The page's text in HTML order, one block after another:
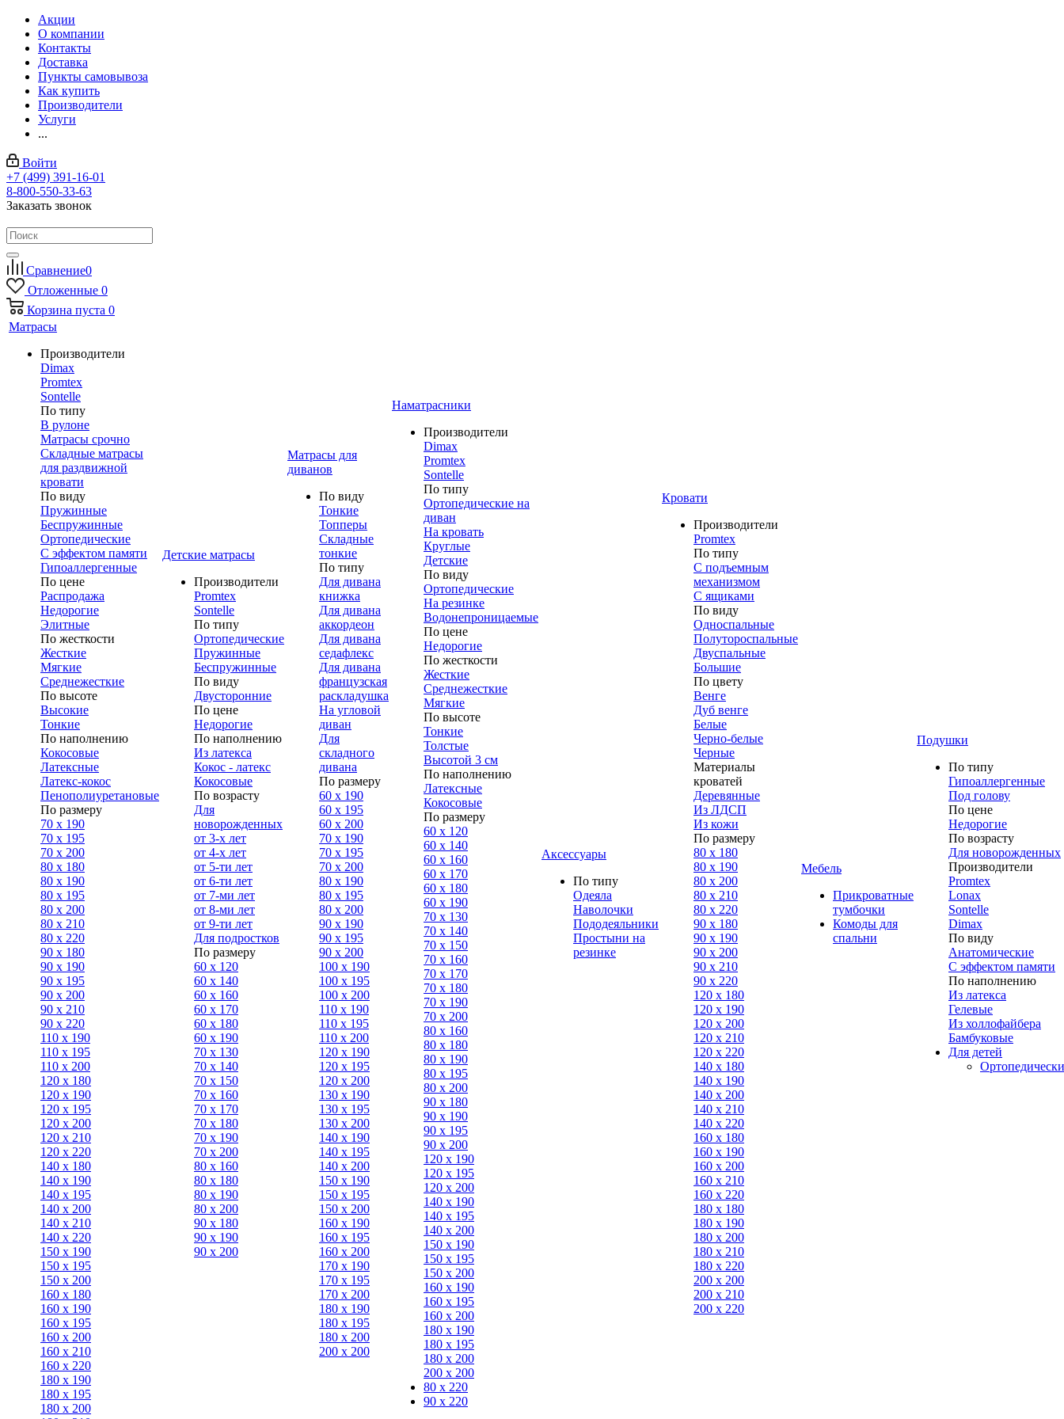
Акции
О компании
Контакты
Доставка
Пункты самовывоза
Как купить
Производители
Услуги
...
Войти
+7 (499) 391-16-01
8-800-550-33-63
Заказать звонок
Сравнение0
Отложенные 0
Корзина пуста 0
Матрасы
Производители
Dimax
Promtex
Sontelle
По типу
В рулоне
Матрасы срочно
Складные матрасы
для раздвижной
кровати
По виду
Пружинные
Беспружинные
Ортопедические
С эффектом памяти
Гипоаллергенные
По цене
Распродажа
Недорогие
Элитные
По жесткости
Жесткие
Мягкие
Среднежесткие
По высоте
Высокие
Тонкие
По наполнению
Кокосовые
Латексные
Латекс-кокос
Пенополиуретановые
По размеру
70 х 190
70 х 195
70 х 200
80 х 180
80 х 190
80 х 195
80 х 200
80 x 210
80 x 220
90 x 180
90 х 190
90 х 195
90 х 200
90 x 210
90 x 220
110 x 190
110 x 195
110 x 200
120 x 180
120 х 190
120 х 195
120 х 200
120 x 210
120 x 220
140 x 180
140 х 190
140 х 195
140 х 200
140 x 210
140 x 220
150 х 190
150 х 195
150 х 200
160 x 180
160 х 190
160 х 195
160 х 200
160 x 210
160 x 220
180 х 190
180 х 195
180 х 200
Детские матрасы
Производители
Promtex
Sontelle
По типу
Ортопедические
Пружинные
Беспружинные
По виду
Двусторонние
По цене
Недорогие
По наполнению
Из латекса
Кокос - латекс
Кокосовые
По возрасту
Для
новорожденных
от 3-х лет
от 4-х лет
от 5-ти лет
от 6-ти лет
от 7-ми лет
от 8-ми лет
от 9-ти лет
Для подростков
По размеру
60 х 120
60 х 140
60 х 160
60 х 170
60 х 180
60 х 190
70 х 130
70 х 140
70 х 150
70 х 160
70 х 170
70 х 180
70 х 190
70 х 200
80 х 160
80 х 180
80 x 190
80 x 200
90 х 180
90 x 190
90 x 200
Матрасы для
диванов
По виду
Тонкие
Топперы
Складные
тонкие
По типу
Для дивана
книжка
Для дивана
аккордеон
Для дивана
седафлекс
Для дивана
французская
раскладушка
На угловой
диван
Для
складного
дивана
По размеру
60 х 190
60 х 195
60 х 200
70 x 190
70 х 195
70 x 200
80 x 190
80 x 195
80 x 200
90 x 190
90 x 195
90 x 200
100 x 190
100 х 195
100 x 200
110 x 190
110 х 195
110 х 200
120 х 190
120 х 195
120 х 200
130 х 190
130 х 195
130 х 200
140 х 190
140 х 195
140 х 200
150 х 190
150 х 195
150 х 200
160 х 190
160 х 195
160 х 200
170 х 190
170 х 195
170 х 200
180 х 190
180 х 195
180 х 200
200 x 200
Наматрасники
Производители
Dimax
Promtex
Sontelle
По типу
Ортопедические на
диван
На кровать
Круглые
Детские
По виду
Ортопедические
На резинке
Водонепроницаемые
По цене
Недорогие
По жесткости
Жесткие
Среднежесткие
Мягкие
По высоте
Тонкие
Толстые
Высотой 3 см
По наполнению
Латексные
Кокосовые
По размеру
60 х 120
60 х 140
60 х 160
60 х 170
60 х 180
60 х 190
70 х 130
70 х 140
70 х 150
70 х 160
70 х 170
70 х 180
70 х 190
70 х 200
80 х 160
80 х 180
80 x 190
80 х 195
80 х 200
90 х 180
90 х 190
90 х 195
90 х 200
120 х 190
120 х 195
120 х 200
140 х 190
140 х 195
140 х 200
150 х 190
150 х 195
150 х 200
160 х 190
160 х 195
160 х 200
180 х 190
180 х 195
180 х 200
200 х 200
80 x 220
90 x 220
Аксессуары
По типу
Одеяла
Наволочки
Пододеяльники
Простыни на
резинке
Кровати
Производители
Promtex
По типу
С подъемным
механизмом
С ящиками
По виду
Односпальные
Полутороспальные
Двуспальные
Большие
По цвету
Венге
Дуб венге
Белые
Черно-белые
Черные
Материалы
кроватей
Деревянные
Из ЛДСП
Из кожи
По размеру
80 x 180
80 x 190
80 x 200
80 x 210
80 x 220
90 x 180
90 х 190
90 х 200
90 x 210
90 x 220
120 x 180
120 х 190
120 х 200
120 x 210
120 x 220
140 x 180
140 х 190
140 х 200
140 x 210
140 x 220
160 x 180
160 х 190
160 х 200
160 x 210
160 x 220
180 x 180
180 х 190
180 х 200
180 x 210
180 x 220
200 х 200
200 x 210
200 x 220
Мебель
Прикроватные
тумбочки
Комоды для
спальни
Подушки
По типу
Гипоаллергенные
Под голову
По цене
Недорогие
По возрасту
Для новорожденных
Производители
Promtex
Lonax
Sontelle
Dimax
По виду
Анатомические
С эффектом памяти
По наполнению
Из латекса
Гелевые
Из холлофайбера
Бамбуковые
Для детей